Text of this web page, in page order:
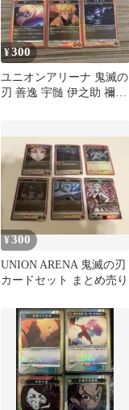
¥300
ユニオンアリーナ 鬼滅の
刃 善逸 宇髄 伊之助 禰豆
¥300
UNION ARENA 鬼滅の刃
カードセット まとめ売り